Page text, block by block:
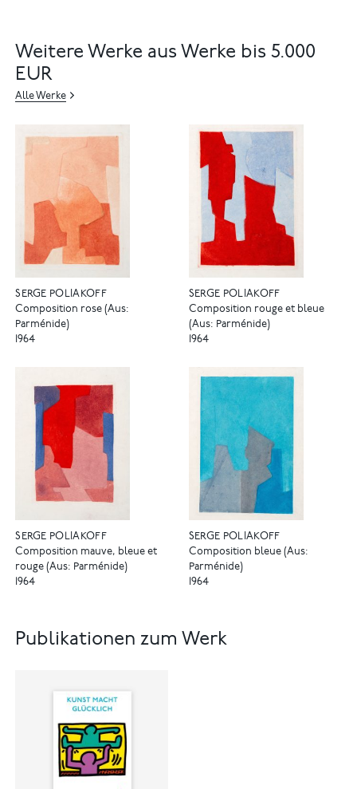
Weitere Werke aus Werke bis 5.000
EUR
Alle Werke
SERGE POLIAKOFF
Composition rose (Aus:
Parménide)
1964
SERGE POLIAKOFF
Composition rouge et bleue
(Aus: Parménide)
1964
SERGE POLIAKOFF
Composition mauve, bleue et
rouge (Aus: Parménide)
1964
SERGE POLIAKOFF
Composition bleue (Aus:
Parménide)
1964
Publikationen zum Werk